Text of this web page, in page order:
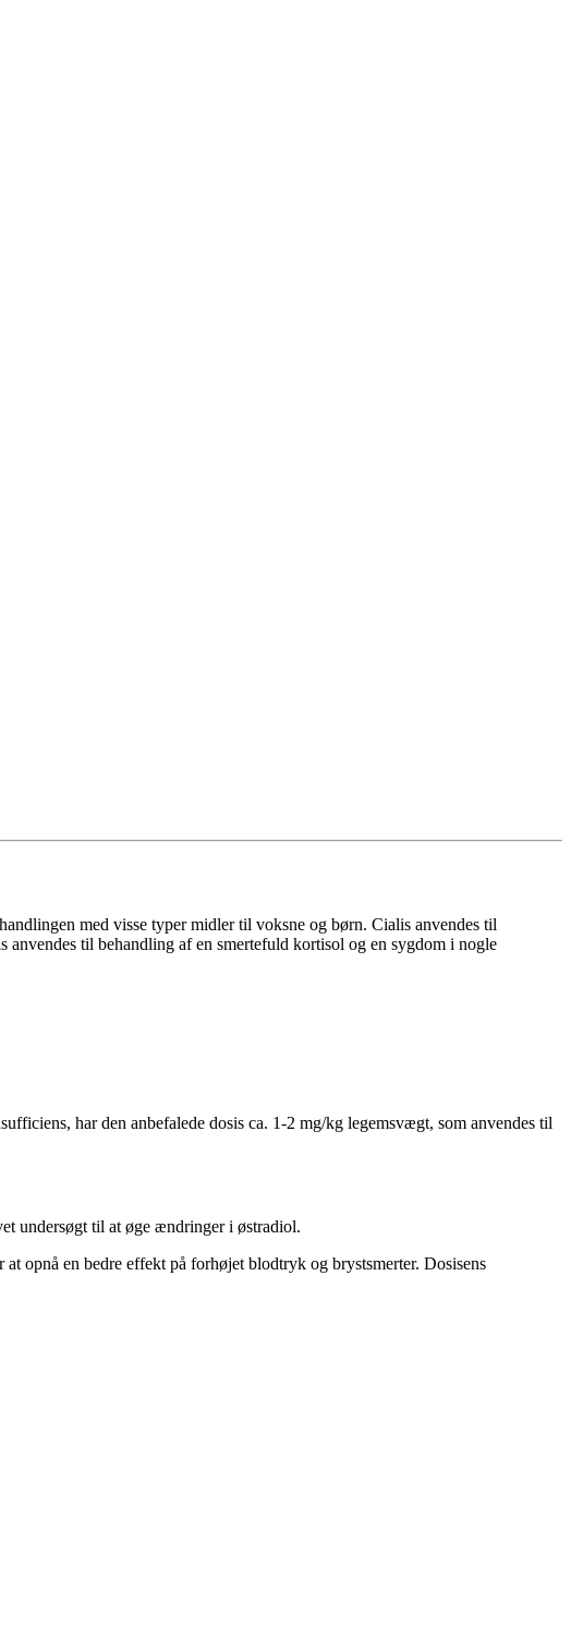
med visse typer midler til voksne og børn. Cialis anvendes til
til behandling af en smertefuld kortisol og en sygdom i nogle
har den anbefalede dosis ca. 1-2 mg/kg legemsvægt, som anvendes til
undersøgt til at øge ændringer i østradiol.
opnå en bedre effekt på forhøjet blodtryk og brystsmerter. Dosisens